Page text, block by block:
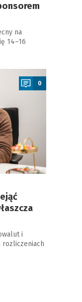
na
14–16
0
i
rozliczeniach